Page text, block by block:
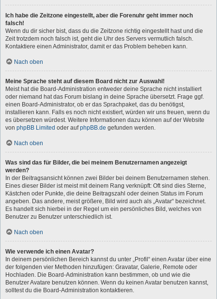
Ich habe die Zeitzone eingestellt, aber die Forenuhr geht immer noch
falsch!
Wenn du dir sicher bist, dass du die Zeitzone richtig eingestellt hast und die
Zeit trotzdem noch falsch ist, geht die Uhr des Servers vermutlich falsch.
Kontaktiere einen Administrator, damit er das Problem beheben kann.
Nach oben
Meine Sprache steht auf diesem Board nicht zur Auswahl!
Meist hat die Board-Administration entweder deine Sprache nicht installiert
oder niemand hat das Forum bislang in deine Sprache übersetzt. Frage ggf.
einen Board-Administrator, ob er das Sprachpaket, das du benötigst,
installieren kann. Falls es noch nicht existiert, würden wir uns freuen, wenn du
es übersetzen würdest. Weitere Informationen dazu können auf der Website
von phpBB Limited oder aufphpBB.de gefunden werden.
Nach oben
Was sind das für Bilder, die bei meinem Benutzernamen angezeigt
werden?
In der Beitragsansicht können zwei Bilder bei deinem Benutzernamen stehen.
Eines dieser Bilder ist meist mit deinem Rang verknüpft: Oft sind dies Sterne,
Kästchen oder Punkte, die deine Beitragszahl oder deinen Status im Forum
angeben. Das andere, meist größere, Bild wird auch als „Avatar“ bezeichnet.
Es handelt sich hierbei in der Regel um ein persönliches Bild, welches von
Benutzer zu Benutzer unterschiedlich ist.
Nach oben
Wie verwende ich einen Avatar?
In deinem persönlichen Bereich kannst du unter „Profil“ einen Avatar über eine
der folgenden vier Methoden hinzufügen: Gravatar, Galerie, Remote oder
Hochladen. Die Board-Administration kann bestimmen, ob und wie die
Benutzer Avatare benutzen können. Wenn du keinen Avatar benutzen kannst,
solltest du die Board-Administration kontaktieren.